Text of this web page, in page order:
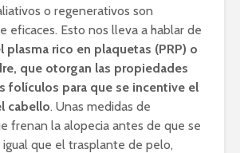
o regenerativos son
eficaces. Esto nos lleva a hablar de
plasma rico en plaquetas (PRP) o
que otorgan las propiedades
folículos para que se incentive el
cabello. Unas medidas de
frenan la alopecia antes de que se
igual que el trasplante de pelo,